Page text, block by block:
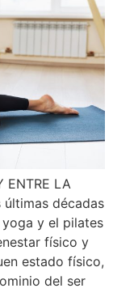
ENTRE LA
últimas décadas
y el pilates
físico y
estado físico,
del ser